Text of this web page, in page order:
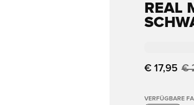
REAL
€ 17,95 €
VERFÜGBARE